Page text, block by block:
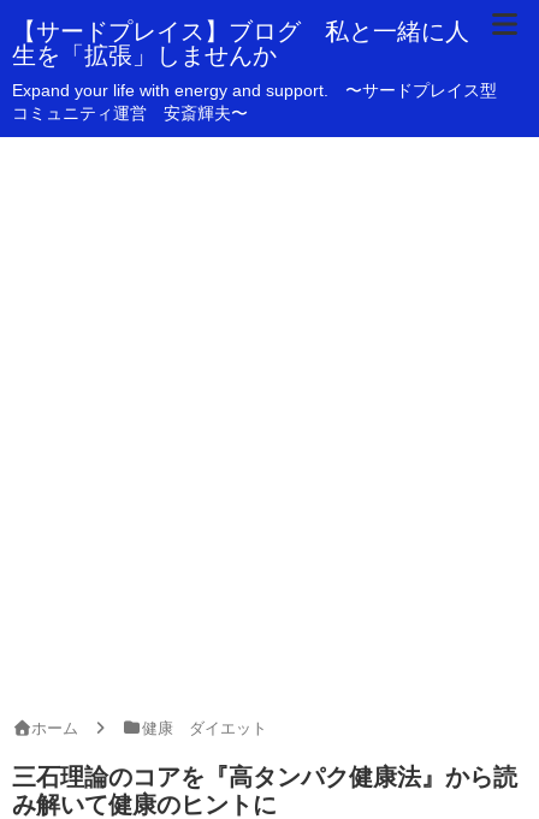
【サードプレイス】ブログ 私と一緒に人
生を「拡張」しませんか
Expand your life with energy and support. 〜サードプレイス型
コミュニティ運営 安斎輝夫〜
ホーム 健康 ダイエット
三石理論のコアを『高タンパク健康法』から読
み解いて健康のヒントに